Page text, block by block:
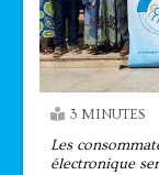
3 MINUTES
Les
électronique